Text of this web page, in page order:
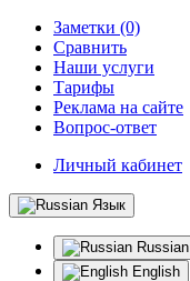
Заметки (0)
Сравнить
Наши услуги
Тарифы
Реклама на сайте
Вопрос-ответ
Личный кабинет
Язык
Russian
English